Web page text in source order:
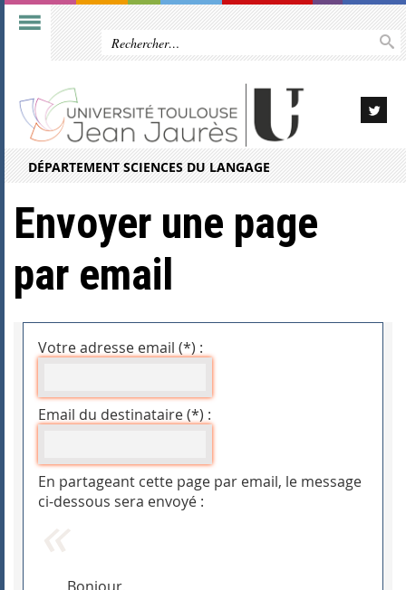
DÉPARTEMENT SCIENCES DU LANGAGE
Envoyer une page
par email
Votre adresse email (*) :
Email du destinataire (*) :
En partageant cette page par email, le message
ci-dessous sera envoyé :